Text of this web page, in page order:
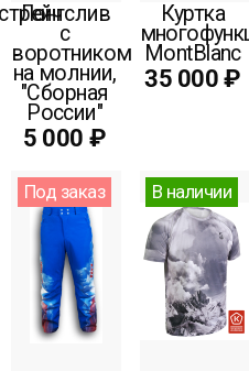
Лонгслив
с
воротником
на молнии,
"Сборная
России"
5 000 ₽
Куртка
MontBlanc
35 000 ₽
Под заказ В наличии